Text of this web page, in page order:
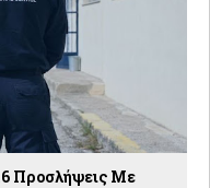
Προσλήψεις Με